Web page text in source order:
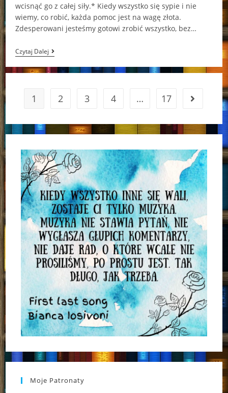
wci­snąć go z całej siły.* Kiedy wszystko się sypie i nie
wiemy, co robić, każda pomoc jest na wagę złota.
Zdesperowani jesteśmy gotowi zrobić wszystko, bez…
Czytaj DalejZamknij
Wszystkie
Drzwi
Riley
1 2 3 4 … 17 Go to the
Moje Patronaty